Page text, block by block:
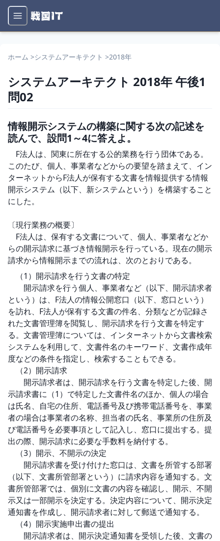
ホーム >システムアーキテクト >2018年
システムアーキテクト 2018年午後1
問02
情報開示システムの構築に関する次の記述を
読んで、設問1～4に答えよ。
F法人は、関東に所在する公的業務を行う団体である。
このたび、個人、事業者などからの要望を踏まえて、イン
ターネットからF法人が保有する文書を情報提供する情報
開示システム（以下、新システムという）を構築すること
にした。
〔現行業務の概要〕
F法人は、保有する文書について、個人、事業者などか
らの開示請求に基づき情報開示を行っている。現在の開示
請求から情報開示までの流れは、次のとおりである。
（1）開示請求を行う文書の特定
開示請求を行う個人、事業者など（以下、開示請求者
という）は、F法人の情報公開窓口（以下、窓口という）
を訪れ、F法人が保有する文書の件名、分類などが記録さ
れた文書管理簿を閲覧し、開示請求を行う文書を特定す
る。文書管理簿については、インターネットから文書検索
システムを利用して、文書件名のキーワード、文書作成年
度などの条件を指定し、検索することもできる。
（2）開示請求
開示請求者は、開示請求を行う文書を特定した後、開
示請求書に（1）で特定した文書件名のほか、個人の場合
は氏名、自宅の住所、電話番号及び携帯電話番号を、事業
者の場合は事業者の名称、担当者の氏名、事業所の住所及
び電話番号を必要事項として記入し、窓口に提出する。提
出の際、開示請求に必要な手数料を納付する。
（3）開示、不開示の決定
開示請求書を受け付けた窓口は、文書を所管する部署
（以下、文書所管部署という）に請求内容を通知する。文
書所管部署では、個別に文書の内容を確認し、開示、不開
示又は一部開示を決定する。決定内容について、開示決定
通知書を作成し、開示請求者に対して郵送で通知する。
（4）開示実施申出書の提出
開示請求者は、開示決定通知書を受領した後、文書の